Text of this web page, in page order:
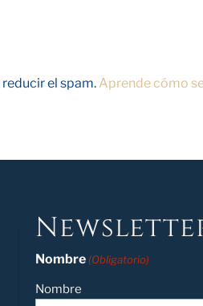
el spam. Aprende cómo
Nombre (Obligatorio)
Nombre